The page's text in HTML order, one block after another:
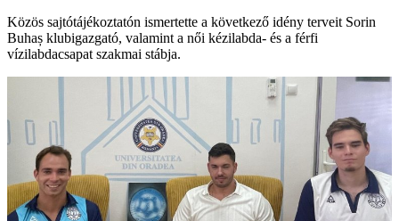
Közös sajtótájékoztatón ismertette a következő idény terveit Sorin
Buhaș klubigazgató, valamint a női kézilabda- és a férfi
vízilabdacsapat szakmai stábja.